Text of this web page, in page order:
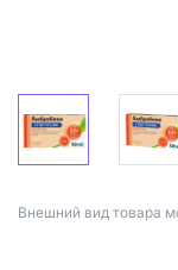
Bнешний вид товара